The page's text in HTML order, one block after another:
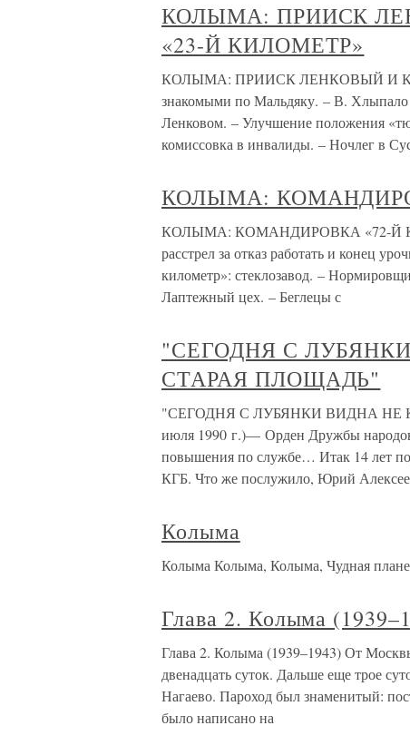
КОЛЫМА: ПРИИСК
«23-Й КИЛОМЕТР»
КОЛЫМА: ПРИИСК ЛЕНКОВЫЙ И
знакомыми по Мальдяку. – В. Хлыпало
Ленковом. – Улучшение положения
комиссовка в инвалиды. – Ночлег в
КОЛЫМА:
КОЛЫМА: КОМАНДИРОВКА «72-Й
расстрел за отказ работать и конец
километр»: стеклозавод. –
Лаптежный цех. – Беглецы с
"СЕГОДНЯ С
СТАРАЯ ПЛОЩАДЬ"
"СЕГОДНЯ С ЛУБЯНКИ ВИДНА НЕ
июля 1990 г.)— Орден Дружбы
повышения по службе… Итак 14 лет
КГБ. Что же послужило, Юрий
Колыма
Колыма Колыма, Колыма, Чудная
Глава 2. Колыма
Глава 2. Колыма (1939–1943) От
двенадцать суток. Дальше еще трое
Нагаево. Пароход был знаменитый:
было написано на